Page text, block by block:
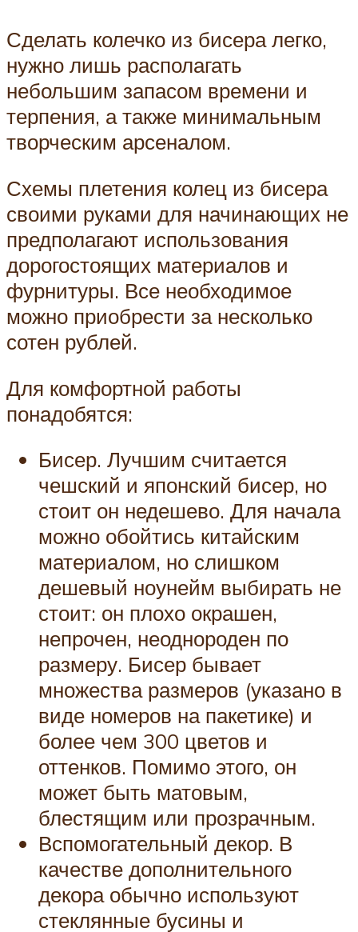
Сделать колечко из бисера легко,
нужно лишь располагать
небольшим запасом времени и
терпения, а также минимальным
творческим арсеналом.
Схемы плетения колец из бисера
своими руками для начинающих не
предполагают использования
дорогостоящих материалов и
фурнитуры. Все необходимое
можно приобрести за несколько
сотен рублей.
Для комфортной работы
понадобятся:
Бисер. Лучшим считается
чешский и японский бисер, но
стоит он недешево. Для начала
можно обойтись китайским
материалом, но слишком
дешевый ноунейм выбирать не
стоит: он плохо окрашен,
непрочен, неоднороден по
размеру. Бисер бывает
множества размеров (указано в
виде номеров на пакетике) и
более чем 300 цветов и
оттенков. Помимо этого, он
может быть матовым,
блестящим или прозрачным.
Вспомогательный декор. В
качестве дополнительного
декора обычно используют
стеклянные бусины и